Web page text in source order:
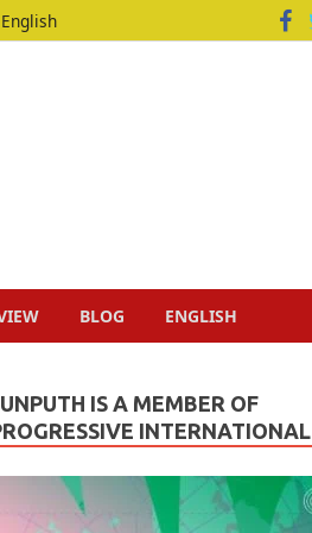
English
BLOG ENGLISH
IS A MEMBER OF
INTERNATIONAL